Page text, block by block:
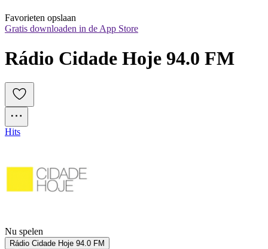
Favorieten opslaan
Gratis downloaden in de App Store
Rádio Cidade Hoje 94.0 FM
Hits
Nu spelen
Rádio Cidade Hoje 94.0 FM